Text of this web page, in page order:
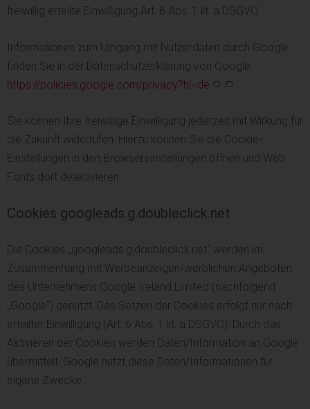
freiwillig erteilte Einwilligung Art. 6 Abs. 1 lit. a DSGVO.
Informationen zum Umgang mit Nutzerdaten durch Google
finden Sie in der Datenschutzerklärung von Google:
https://policies.google.com/privacy?hl=de
Sie können Ihre freiwillige Einwilligung jederzeit mit Wirkung für
die Zukunft widerrufen. Hierzu können Sie die Cookie-
Einstellungen in den Browsereinstellungen öffnen und Web
Fonts dort deaktivieren.
Cookies googleads.g.doubleclick.net
Die Cookies „googleads.g.doubleclick.net“ werden im
Zusammenhang mit Werbeanzeigen/werblichen Angeboten
des Unternehmens Google Ireland Limited (nachfolgend
„Google“) genutzt. Das Setzen der Cookies erfolgt nur nach
erteilter Einwilligung (Art. 6 Abs. 1 lit. a DSGVO). Durch das
Aktivieren der Cookies werden Daten/Information an Google
übermittelt. Google nutzt diese Daten/Informationen für
eigene Zwecke.